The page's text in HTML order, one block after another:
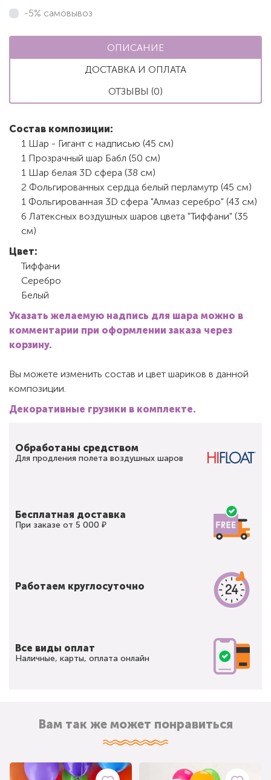
-5% самовывоз
ОПИСАНИЕ
ДОСТАВКА И ОПЛАТА
ОТЗЫВЫ (0)
Состав композиции:
1 Шар - Гигант с надписью (45 см)
1 Прозрачный шар Бабл (50 см)
1 Шар белая 3D сфера (38 см)
2 Фольгированных сердца белый перламутр (45 см)
1 Фольгированная 3D сфера "Алмаз серебро" (43 см)
6 Латексных воздушных шаров цвета "Тиффани" (35
см)
Цвет:
Тиффани
Серебро
Белый
Указать желаемую надпись для шара можно в
комментарии при оформлении заказа через
корзину.
Вы можете изменить состав и цвет шариков в данной
композиции.
Декоративные грузики в комплекте.
Обработаны средством
Для продления полета воздушных шаров
Бесплатная доставка
При заказе от 5 000 ₽
Работаем круглосуточно
Все виды оплат
Наличные, карты, оплата онлайн
Вам так же может понравиться